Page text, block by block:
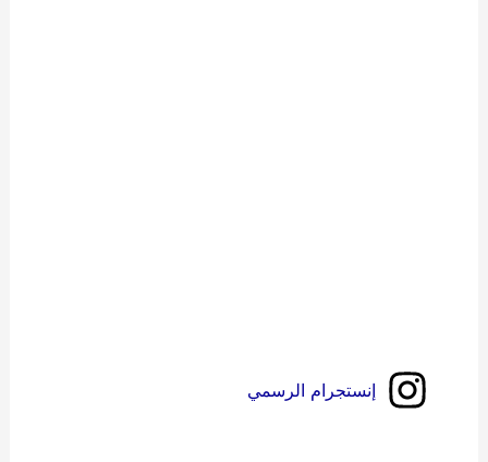
إنستجرام الرسمي